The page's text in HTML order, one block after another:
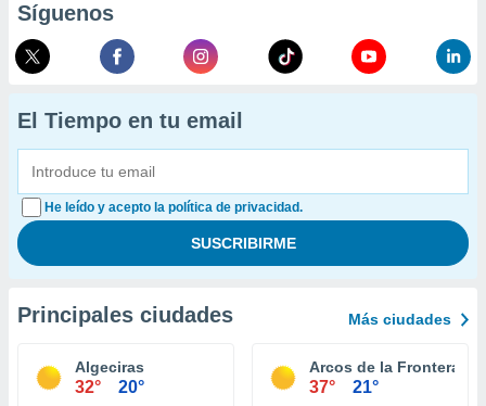
Síguenos
El Tiempo en tu email
He leído y acepto la política de privacidad.
Principales ciudades Más ciudades
Algeciras
32° 20°
Arcos de la Frontera
37° 21°